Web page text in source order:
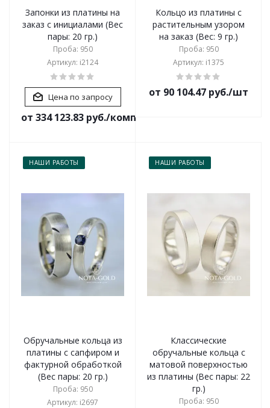
Запонки из платины на
заказ с инициалами (Вес
пары: 20 гр.)
Проба: 950
Артикул: i2124
Цена по запросу
от 334 123.83 руб./комплект
Кольцо из платины с
растительным узором
на заказ (Вес: 9 гр.)
Проба: 950
Артикул: i1375
от 90 104.47 руб./шт
НАШИ РАБОТЫ
Обручальные кольца из
платины с сапфиром и
фактурной обработкой
(Вес пары: 20 гр.)
Проба: 950
Артикул: i2697
НАШИ РАБОТЫ
Классические
обручальные кольца с
матовой поверхностью
из платины (Вес пары: 22
гр.)
Проба: 950